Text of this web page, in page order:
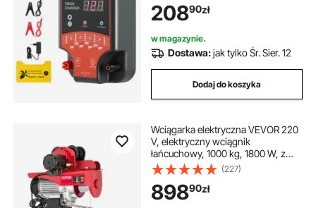
zwierząt gospodarskich i drobiu
przed dzikimi zwierzętami
20890zł
w magazynie.
Dostawa:jak tylko Śr. Sier. 12
Dodaj do koszyka
Wciągarka elektryczna VEVOR 220
V, elektryczny wciągnik
łańcuchowy, 1000 kg, 1800 W, z
przewodowym pilotem, 1,4 m, do
warsztatu, garażu, magazynu,
przemysłu, podnoszenia ciężkich
ładunków
(227)
89890zł